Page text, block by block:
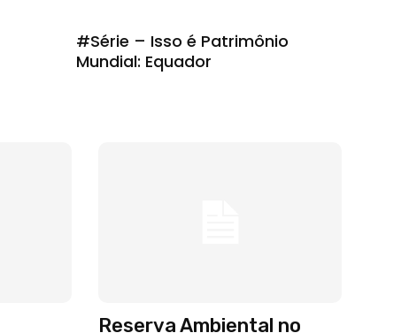
#Série – Isso é Patrimônio
Mundial: Equador
Reserva Ambiental no